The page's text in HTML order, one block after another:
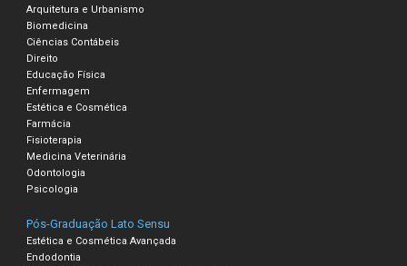
Arquitetura e Urbanismo
Biomedicina
Ciências Contábeis
Direito
Educação Física
Enfermagem
Estética e Cosmética
Farmácia
Fisioterapia
Medicina Veterinária
Odontologia
Psicologia
Pós-Graduação Lato Sensu
Estética e Cosmética Avançada
Endodontia